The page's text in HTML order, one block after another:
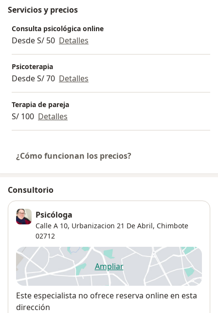
Servicios y precios
Consulta psicológica online
Desde S/ 50 Detalles
Psicoterapia
Desde S/ 70 Detalles
Terapia de pareja
S/ 100 Detalles
¿Cómo funcionan los precios?
Consultorio
Psicóloga
Calle A 10, Urbanizacion 21 De Abril, Chimbote
02712
Ampliarse abre en una nueva
Disponibilidad
Este especialista no ofrece reserva online en esta
dirección